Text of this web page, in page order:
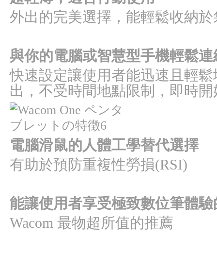
外出的完美選擇，能輕鬆收納
與你的電腦或智慧型手機輕鬆連
快速設定讓使用者能迅速且輕
出，不受時間地點限制，即時
電腦滑鼠的人體工學替代選擇
有助於預防重複性勞損(RSI)
能讓使用者享受極致數位筆體
Wacom 最物超所值的推薦